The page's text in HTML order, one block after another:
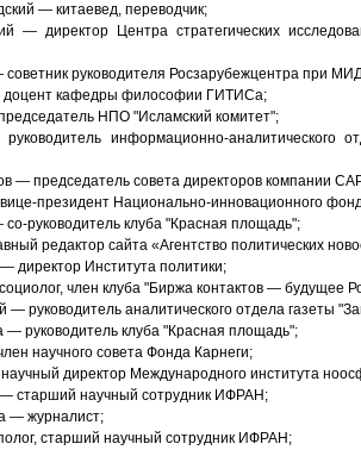
— китаевед, переводчик;
— директор Центра стратегических
советник руководителя Росзарубежцентра при
доцент кафедры философии ГИТИСа;
НПО "Исламский комитет";
информационно-аналитического
— председатель совета директоров компании
президент Национально-инновационного
руководитель клуба "Красная площадь";
редактор сайта «Агентство политических
директор Института политики;
член клуба "Биржа контактов — будущее
— руководитель аналитического отдела газеты
— руководитель клуба "Красная площадь";
научного совета Фонда Карнеги;
директор Международного института
старший научный сотрудник ИФРАН;
— журналист;
старший научный сотрудник ИФРАН;